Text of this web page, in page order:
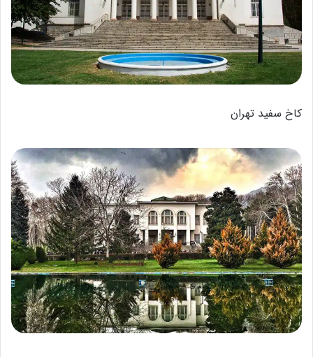
کاخ سفید تهران